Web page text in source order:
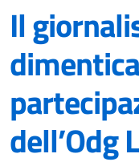
Il
dell’Odg